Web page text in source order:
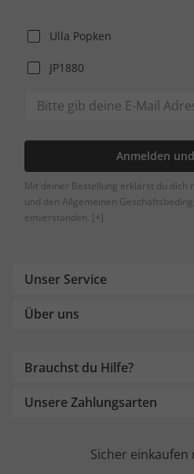
Ulla Popken
JP1880
Anmelden
Mit deiner Bestellung erklärst du dich
und den Allgemeinen
einverstanden. [+]
Unser Service
Über uns
Brauchst du Hilfe?
Unsere Zahlungsarten
Sicher einkaufen